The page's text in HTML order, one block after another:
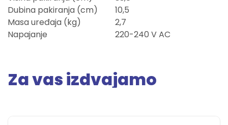
Dubina pakiranja (cm)
10,5
Masa uređaja (kg)
2,7
Napajanje
220-240 V AC
Za vas izdvajamo